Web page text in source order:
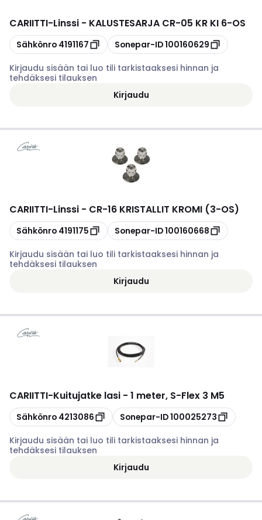
CARIITTI-Linssi - KALUSTESARJA CR-05 KR KI 6-OS
Kopioi
Sähkönro 4191167 Kopioi
Sonepar-ID100160629
Kirjaudu sisään tai luo tili tarkistaaksesi hinnan ja
tehdäksesi tilauksen
Kirjaudu
CARIITTI-Linssi - CR-16 KRISTALLIT KROMI (3-OS)
Kopioi
Sähkönro 4191175 Kopioi
Sonepar-ID100160668
Kirjaudu sisään tai luo tili tarkistaaksesi hinnan ja
tehdäksesi tilauksen
Kirjaudu
CARIITTI-Kuitujatke lasi - 1 meter, S-Flex 3 M5
Kopioi
Sähkönro 4213086 Kopioi
Sonepar-ID100025273
Kirjaudu sisään tai luo tili tarkistaaksesi hinnan ja
tehdäksesi tilauksen
Kirjaudu